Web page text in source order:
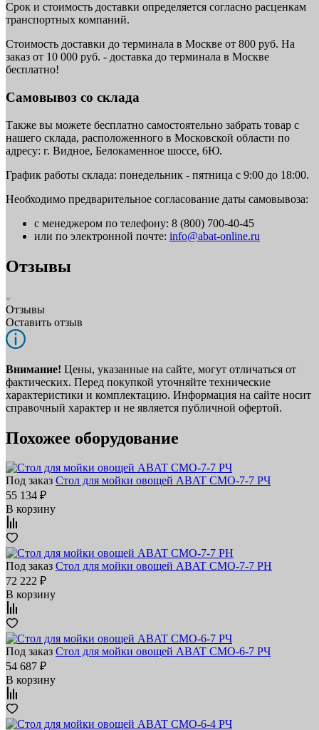
Срок и стоимость доставки определяется согласно расценкам
транспортных компаний.
Стоимость доставки до терминала в Москве от 800 руб. На
заказ от 10 000 руб. - доставка до терминала в Москве
бесплатно!
Самовывоз со склада
Также вы можете бесплатно самостоятельно забрать товар с
нашего склада, расположенного в Московской области по
адресу: г. Видное, Белокаменное шоссе, 6Ю.
График работы склада: понедельник - пятница с 9:00 до 18:00.
Необходимо предварительное согласование даты самовывоза:
с менеджером по телефону: 8 (800) 700-40-45
или по электронной почте: info@abat-online.ru
Отзывы
Отзывы
Оставить отзыв
Внимание! Цены, указанные на сайте, могут отличаться от
фактических. Перед покупкой уточняйте технические
характеристики и комплектацию. Информация на сайте носит
справочный характер и не является публичной офертой.
Похожее оборудование
Под заказ Стол для мойки овощей ABAT СМО‑7‑7 РЧ
55 134 ₽
В корзину
Под заказ Стол для мойки овощей ABAT СМО‑7‑7 РН
72 222 ₽
В корзину
Под заказ Стол для мойки овощей ABAT СМО‑6‑7 РЧ
54 687 ₽
В корзину